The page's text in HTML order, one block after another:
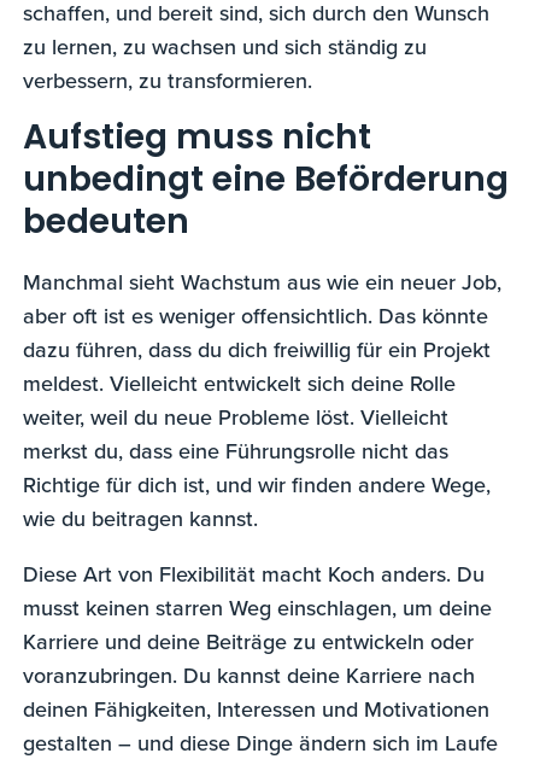
schaffen, und bereit sind, sich durch den Wunsch
zu lernen, zu wachsen und sich ständig zu
verbessern, zu transformieren.
Aufstieg muss nicht
unbedingt eine Beförderung
bedeuten
Manchmal sieht Wachstum aus wie ein neuer Job,
aber oft ist es weniger offensichtlich. Das könnte
dazu führen, dass du dich freiwillig für ein Projekt
meldest. Vielleicht entwickelt sich deine Rolle
weiter, weil du neue Probleme löst. Vielleicht
merkst du, dass eine Führungsrolle nicht das
Richtige für dich ist, und wir finden andere Wege,
wie du beitragen kannst.
Diese Art von Flexibilität macht Koch anders. Du
musst keinen starren Weg einschlagen, um deine
Karriere und deine Beiträge zu entwickeln oder
voranzubringen. Du kannst deine Karriere nach
deinen Fähigkeiten, Interessen und Motivationen
gestalten – und diese Dinge ändern sich im Laufe